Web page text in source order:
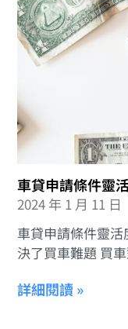
車貸申請條件靈
2024 年 1 月 11 日
車貸申請條件靈
決了買車難題 買
詳細閱讀 »